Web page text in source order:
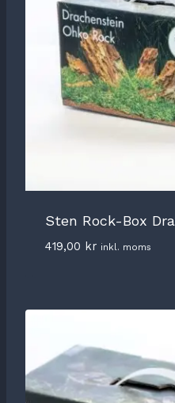
Sten Rock-Box
419,00 kr inkl. moms